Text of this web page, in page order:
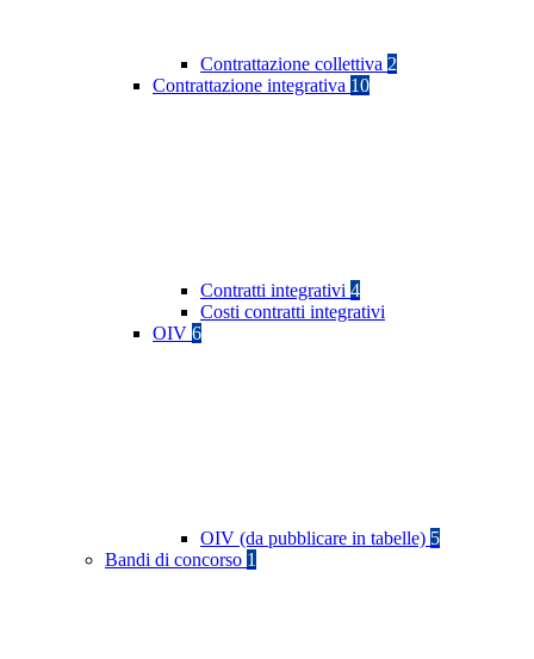
Contrattazione collettiva 2
Contrattazione integrativa 10
Contratti integrativi 4
Costi contratti integrativi
OIV 6
OIV (da pubblicare in tabelle) 5
Bandi di concorso 1